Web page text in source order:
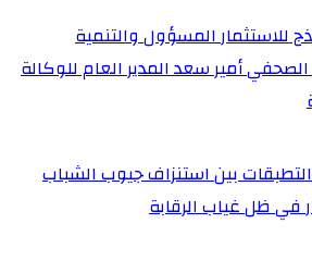
للاستثمار المسؤول والتنمية
أمير سعد المدير العام للوكالة
بين استنزاف جيوب الشباب
في ظل غياب الرقابة